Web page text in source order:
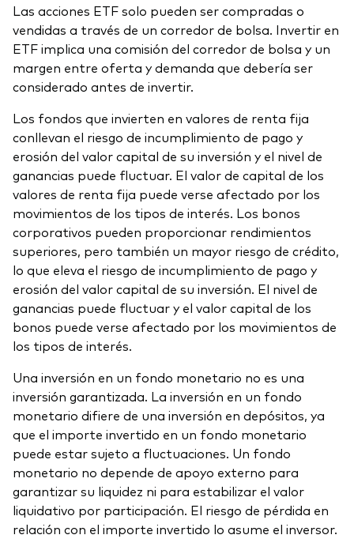
Las acciones ETF solo pueden ser compradas o
vendidas a través de un corredor de bolsa. Invertir en
ETF implica una comisión del corredor de bolsa y un
margen entre oferta y demanda que debería ser
considerado antes de invertir.
Los fondos que invierten en valores de renta fija
conllevan el riesgo de incumplimiento de pago y
erosión del valor capital de su inversión y el nivel de
ganancias puede fluctuar. El valor de capital de los
valores de renta fija puede verse afectado por los
movimientos de los tipos de interés. Los bonos
corporativos pueden proporcionar rendimientos
superiores, pero también un mayor riesgo de crédito,
lo que eleva el riesgo de incumplimiento de pago y
erosión del valor capital de su inversión. El nivel de
ganancias puede fluctuar y el valor capital de los
bonos puede verse afectado por los movimientos de
los tipos de interés.
Una inversión en un fondo monetario no es una
inversión garantizada. La inversión en un fondo
monetario difiere de una inversión en depósitos, ya
que el importe invertido en un fondo monetario
puede estar sujeto a fluctuaciones. Un fondo
monetario no depende de apoyo externo para
garantizar su liquidez ni para estabilizar el valor
liquidativo por participación. El riesgo de pérdida en
relación con el importe invertido lo asume el inversor.